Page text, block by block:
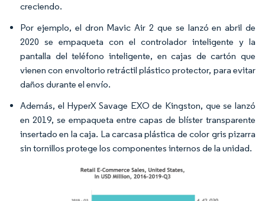
creciendo.
Por ejemplo, el dron Mavic Air 2 que se lanzó en abril de
2020 se empaqueta con el controlador inteligente y la
pantalla del teléfono inteligente, en cajas de cartón que
vienen con envoltorio retráctil plástico protector, para evitar
daños durante el envío.
Además, el HyperX Savage EXO de Kingston, que se lanzó
en 2019, se empaqueta entre capas de blíster transparente
insertado en la caja. La carcasa plástica de color gris pizarra
sin tornillos protege los componentes internos de la unidad.